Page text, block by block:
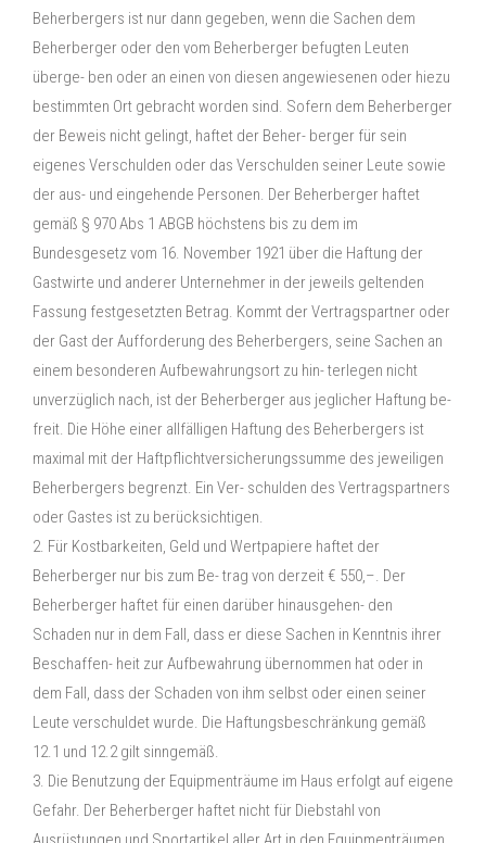
Beherbergers ist nur dann gegeben, wenn die Sachen dem
Beherberger oder den vom Beherberger befugten Leuten
überge- ben oder an einen von diesen angewiesenen oder hiezu
bestimmten Ort gebracht worden sind. Sofern dem Beherberger
der Beweis nicht gelingt, haftet der Beher- berger für sein
eigenes Verschulden oder das Verschulden seiner Leute sowie
der aus- und eingehende Personen. Der Beherberger haftet
gemäß § 970 Abs 1 ABGB höchstens bis zu dem im
Bundesgesetz vom 16. November 1921 über die Haftung der
Gastwirte und anderer Unternehmer in der jeweils geltenden
Fassung festgesetzten Betrag. Kommt der Vertragspartner oder
der Gast der Aufforderung des Beherbergers, seine Sachen an
einem besonderen Aufbewahrungsort zu hin- terlegen nicht
unverzüglich nach, ist der Beherberger aus jeglicher Haftung be-
freit. Die Höhe einer allfälligen Haftung des Beherbergers ist
maximal mit der Haftpflichtversicherungssumme des jeweiligen
Beherbergers begrenzt. Ein Ver- schulden des Vertragspartners
oder Gastes ist zu berücksichtigen.
2. Für Kostbarkeiten, Geld und Wertpapiere haftet der
Beherberger nur bis zum Be- trag von derzeit € 550,–. Der
Beherberger haftet für einen darüber hinausgehen- den
Schaden nur in dem Fall, dass er diese Sachen in Kenntnis ihrer
Beschaffen- heit zur Aufbewahrung übernommen hat oder in
dem Fall, dass der Schaden von ihm selbst oder einen seiner
Leute verschuldet wurde. Die Haftungsbeschränkung gemäß
12.1 und 12.2 gilt sinngemäß.
3. Die Benutzung der Equipmenträume im Haus erfolgt auf eigene
Gefahr. Der Beherberger haftet nicht für Diebstahl von